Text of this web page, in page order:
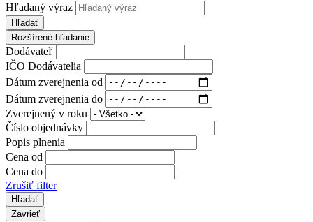
Hľadaný výraz
Hľadať
Rozšírené hľadanie
Dodávateľ
IČO Dodávatelia
Dátum zverejnenia od
Dátum zverejnenia do
Zverejnený v roku
Číslo objednávky
Popis plnenia
Cena od
Cena do
Zrušiť filter
Zavrieť